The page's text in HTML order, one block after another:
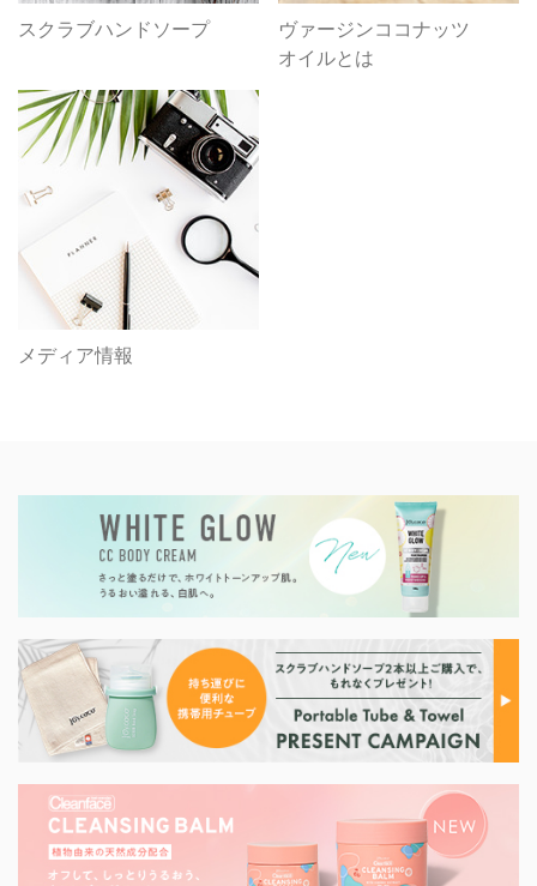
スクラブハンドソープ
ヴァージンココナッツ
オイルとは
メディア情報